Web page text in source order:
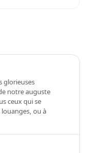
glorieuses
notre auguste
ceux qui se
ou à